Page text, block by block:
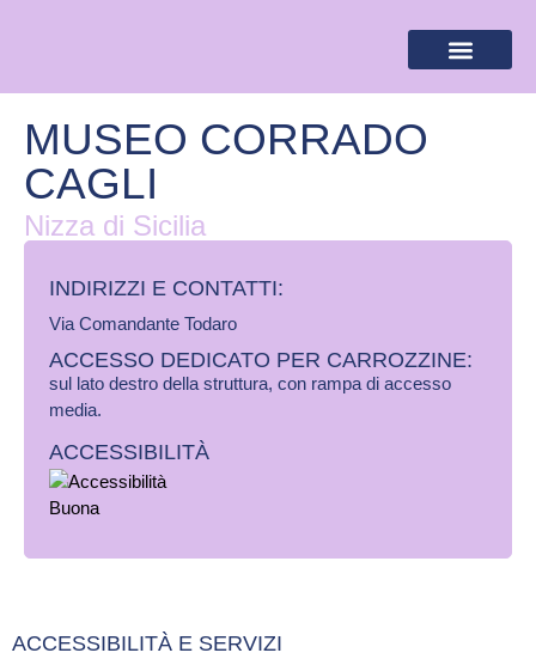
MUSEO CORRADO
CAGLI
Nizza di Sicilia
INDIRIZZI E CONTATTI:​
Via Comandante Todaro
ACCESSO DEDICATO PER CARROZZINE:
sul lato destro della struttura, con rampa di accesso
media.
ACCESSIBILITÀ
ACCESSIBILITÀ E SERVIZI